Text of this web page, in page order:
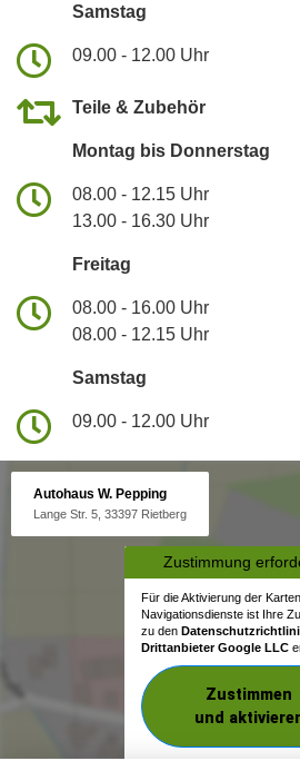
Samstag
09.00 - 12.00 Uhr
Teile & Zubehör
Montag bis Donnerstag
08.00 - 12.15 Uhr
13.00 - 16.30 Uhr
Freitag
08.00 - 16.00 Uhr
08.00 - 12.15 Uhr
Samstag
09.00 - 12.00 Uhr
Autohaus W. Pepping
Lange Str. 5, 33397 Rietberg
Zustimmung
Für die Aktivierung der
Navigationsdienste ist Ihre
zu den
Drittanbieter Google LLC
Zustimmen
und